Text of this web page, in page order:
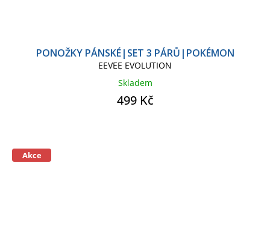
PONOŽKY PÁNSKÉ|SET 3 PÁRŮ|POKÉMON
EEVEE EVOLUTION
Skladem
499 Kč
Akce